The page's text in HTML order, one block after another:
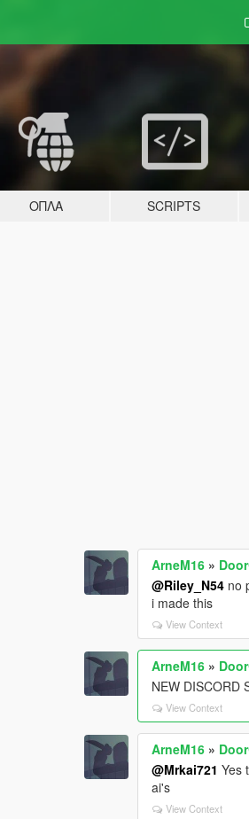
ΌΠΛΑ SCRIPTS
ArneM16 »
@Riley_N54 no
i made this
View Context
ArneM16 »
NEW DISCORD
View Context
ArneM16 »
@Mrkai721 Yes
ai's
View Context